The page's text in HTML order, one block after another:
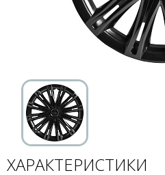
ХАРАКТЕРИСТИКИ